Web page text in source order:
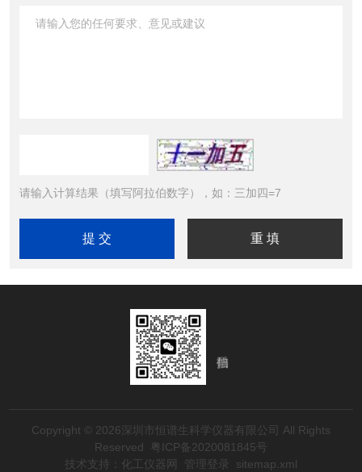
请输入计算结果（填写阿拉伯数字），如：三加四=7
Copyright © 2026深圳市恒谱生科学仪器有限公司 All Rights
Reserved
粤ICP备2020081845号
技术支持： 化工仪器网 管理登录 sitemap.xml